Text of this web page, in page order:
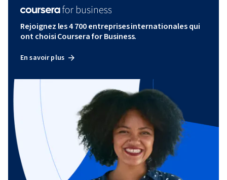
Rejoignez les 4 700 entreprises internationales qui
ont choisi Coursera for Business.
En savoir plus